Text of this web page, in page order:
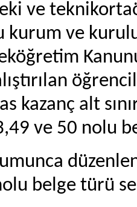
ve
kurum ve
kazanç alt
ve 50 nolu
belge türü